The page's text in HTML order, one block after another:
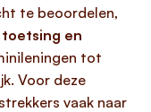
te beoordelen,
toetsing en
tot
Voor deze
vaak naar